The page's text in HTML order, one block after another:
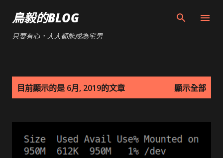
鳥毅的BLOG
只要有心，人人都能成為宅男
目前顯示的是 6月, 2019的文章 顯示全部